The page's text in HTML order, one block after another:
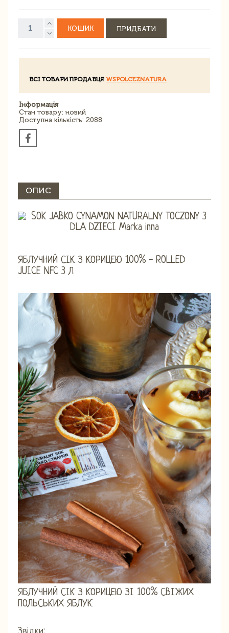
КОШИК ПРИДБАТИ
ВСІ ТОВАРИ ПРОДАВЦЯ WSPOLCEZNATURA
Інформація
Стан товару: новий
Доступна кількість: 2088
ОПИС
ЯБЛУЧНИЙ СІК З КОРИЦЕЮ 100% - ROLLED
JUICE NFC 3 Л
ЯБЛУЧНИЙ СІК З КОРИЦЕЮ ЗІ 100% СВІЖИХ
ПОЛЬСЬКИХ ЯБЛУК